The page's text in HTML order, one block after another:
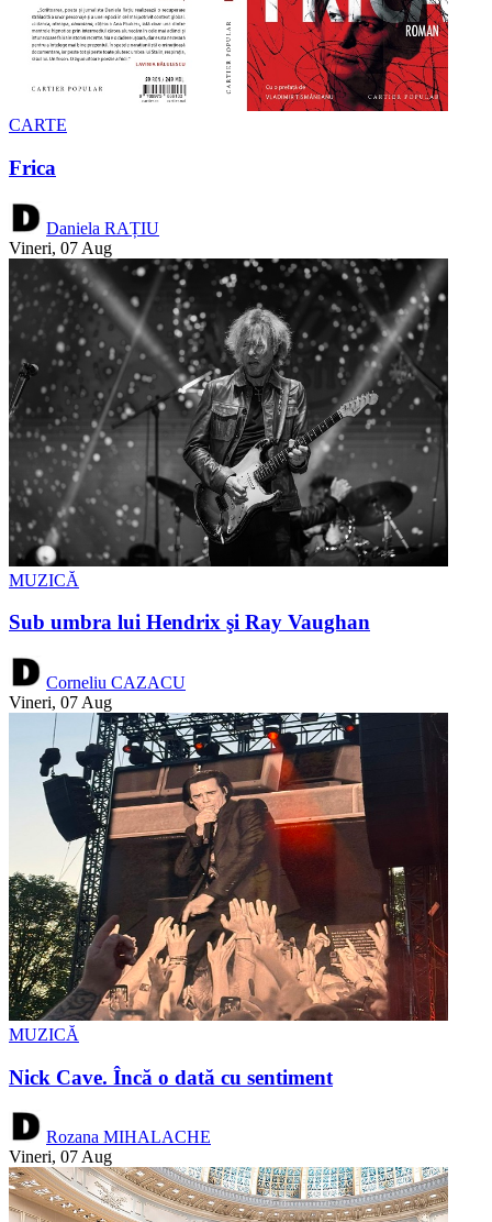
CARTE
Frica
Daniela RAȚIU
Vineri, 07 Aug
MUZICĂ
Sub umbra lui Hendrix şi Ray Vaughan
Corneliu CAZACU
Vineri, 07 Aug
MUZICĂ
Nick Cave. Încă o dată cu sentiment
Rozana MIHALACHE
Vineri, 07 Aug